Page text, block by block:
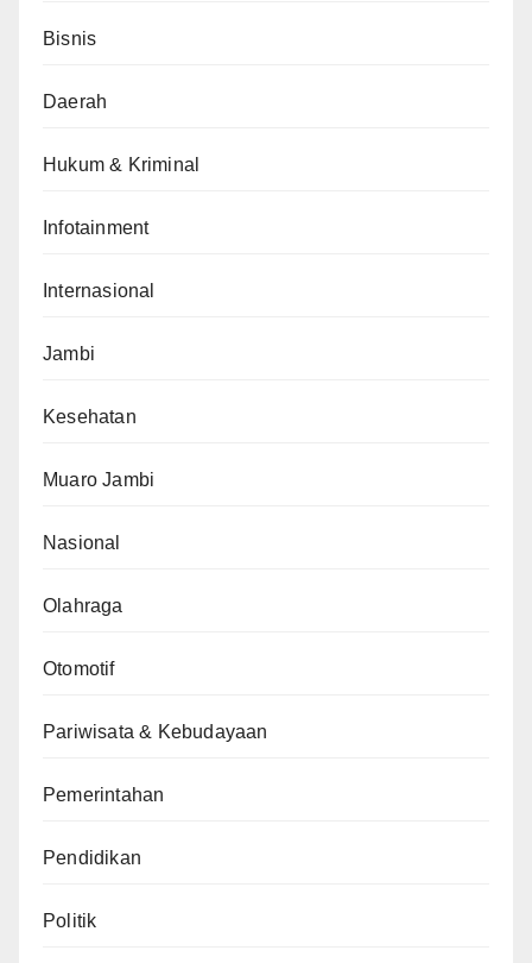
Bisnis
Daerah
Hukum & Kriminal
Infotainment
Internasional
Jambi
Kesehatan
Muaro Jambi
Nasional
Olahraga
Otomotif
Pariwisata & Kebudayaan
Pemerintahan
Pendidikan
Politik